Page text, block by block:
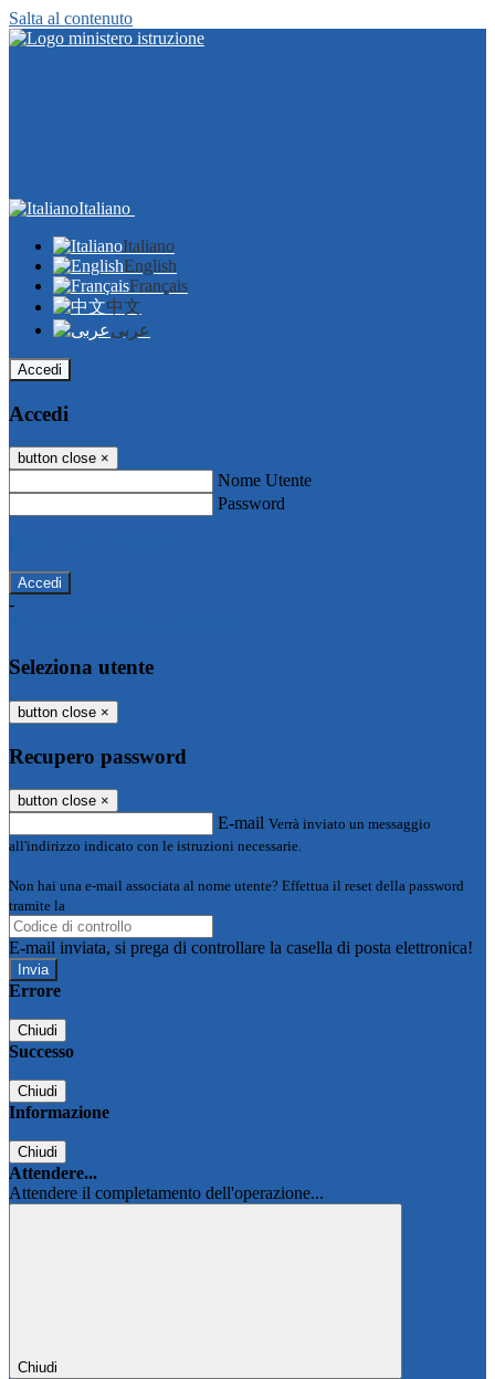
Salta al contenuto
Italiano
Italiano
English
Français
中文
عربى
Accedi
Accedi
button close ×
Nome Utente
Password
-
Seleziona utente
button close ×
Recupero password
button close ×
E-mail Verrà inviato un messaggio
all'indirizzo indicato con le istruzioni necessarie.
Non hai una e-mail associata al nome utente? Effettua il reset della password
tramite la
E-mail inviata, si prega di controllare la casella di posta elettronica!
Errore
Chiudi
Successo
Chiudi
Informazione
Chiudi
Attendere...
Attendere il completamento dell'operazione...
Chiudi